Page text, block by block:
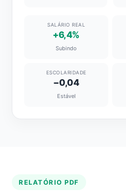
SALÁRIO REAL
+6,4%
Subindo
ESCOLARIDADE
−0,04
Estável
RELATÓRIO PDF